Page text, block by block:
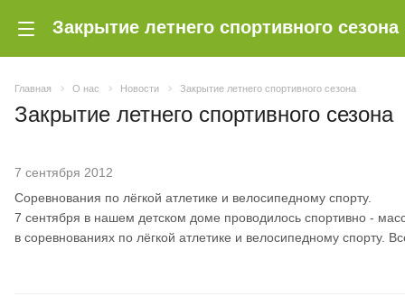
Закрытие летнего спортивного сезона
Главная О нас Новости Закрытие летнего спортивного сезона
Закрытие летнего спортивного сезона
7 сентября 2012
Соревнования по лёгкой атлетике и велосипедному спорту.
7 сентября в нашем детском доме проводилось спортивно -
в соревнованиях по лёгкой атлетике и велосипедному спорту.